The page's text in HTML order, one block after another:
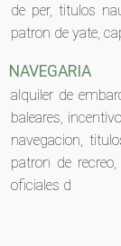
de per, titulos
patron de yate,
NAVEGARIA
alquiler de
baleares,
navegacion,
patron de
oficiales d